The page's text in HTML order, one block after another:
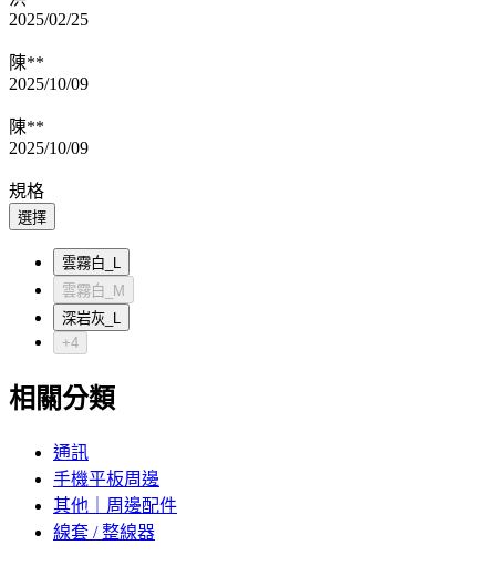
2025/02/25
陳**
2025/10/09
陳**
2025/10/09
規格
選擇
雲霧白_L
雲霧白_M
深岩灰_L
+4
相關分類
通訊
手機平板周邊
其他｜周邊配件
線套 / 整線器